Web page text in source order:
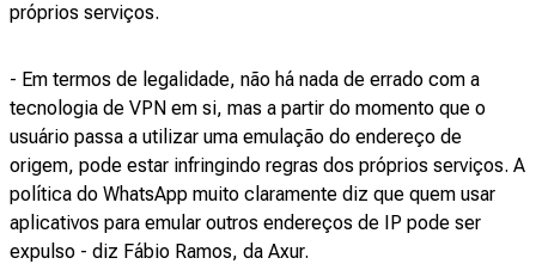
próprios serviços.
- Em termos de legalidade, não há nada de errado com a
tecnologia de VPN em si, mas a partir do momento que o
usuário passa a utilizar uma emulação do endereço de
origem, pode estar infringindo regras dos próprios serviços. A
política do WhatsApp muito claramente diz que quem usar
aplicativos para emular outros endereços de IP pode ser
expulso - diz Fábio Ramos, da Axur.